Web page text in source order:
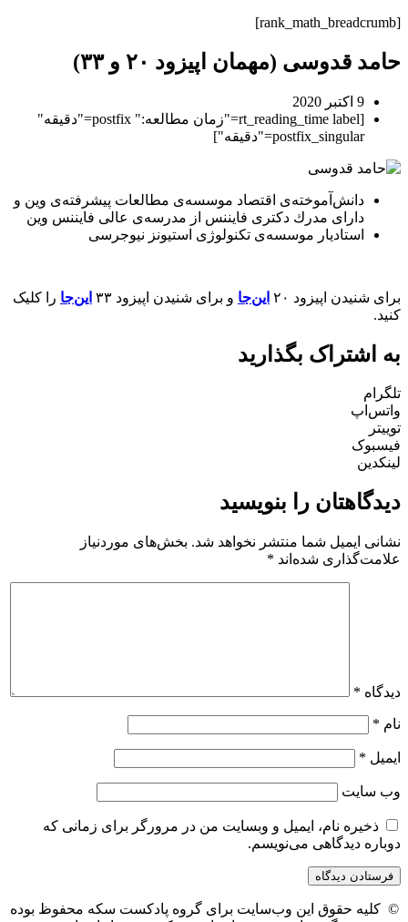
[rank_math_breadcrumb]
حامد قدوسی (مهمان اپیزود ۲۰ و ۳۳)
9 اکتبر 2020
[rt_reading_time label="زمان مطالعه:" postfix="دقیقه"
postfix_singular="دقیقه"]
دانش‌آموخته‌ی اقتصاد موسسه‌ی مطالعات پیشرفته‌ی وین و
دارای مدرك دكتری فایننس از مدرسه‌ی عالی فایننس وین
استادیار موسسه‌ی تكنولوژی استیونز نیوجرسی
برای شنیدن اپیزود ۲۰ این‌جا و برای شنیدن اپیزود ۳۳ این‌جا را کلیک
کنید.
به اشتراک بگذارید
تلگرام
واتس‌اپ
توییتر
فیسبوک
لینکدین
دیدگاهتان را بنویسید
نشانی ایمیل شما منتشر نخواهد شد. بخش‌های موردنیاز
علامت‌گذاری شده‌اند *
دیدگاه *
نام *
ایمیل *
وب‌ سایت
ذخیره نام، ایمیل و وبسایت من در مرورگر برای زمانی که
دوباره دیدگاهی می‌نویسم.
© کلیه حقوق این وب‌سایت برای گروه پادکست سکه محفوظ بوده